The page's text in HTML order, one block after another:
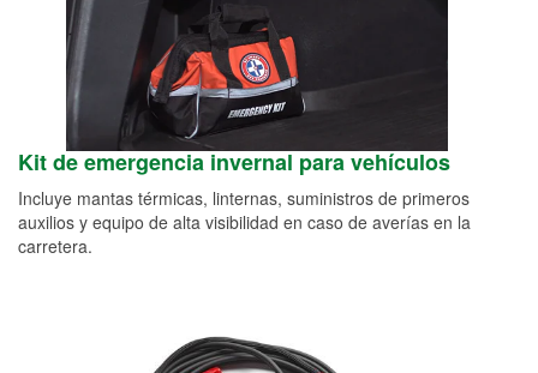
Kit de emergencia invernal para vehículos
Incluye mantas térmicas, linternas, suministros de primeros
auxilios y equipo de alta visibilidad en caso de averías en la
carretera.